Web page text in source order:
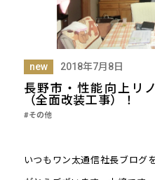
new 2018年7月8日
長野市・性能向上リ
（全面改装工事）！
#その他
いつもワン太通信社長ブログ